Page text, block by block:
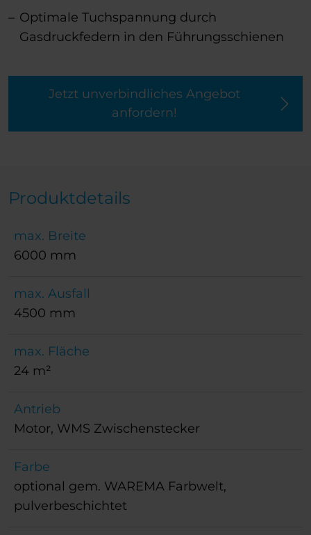
Optimale Tuchspannung durch
Gasdruckfedern in den Führungsschienen
Jetzt unverbindliches Angebot
anfordern!
Produktdetails
max. Breite
6000 mm
max. Ausfall
4500 mm
max. Fläche
24 m²
Antrieb
Motor, WMS Zwischenstecker
Farbe
optional gem. WAREMA Farbwelt,
pulverbeschichtet